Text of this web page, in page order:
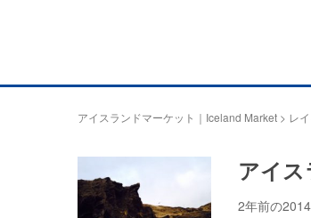
アイスランドマーケット｜Iceland Market > レ
アイ
2年前の